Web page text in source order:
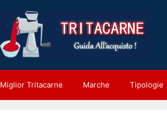
Miglior Tritacarne Marche Tipologie